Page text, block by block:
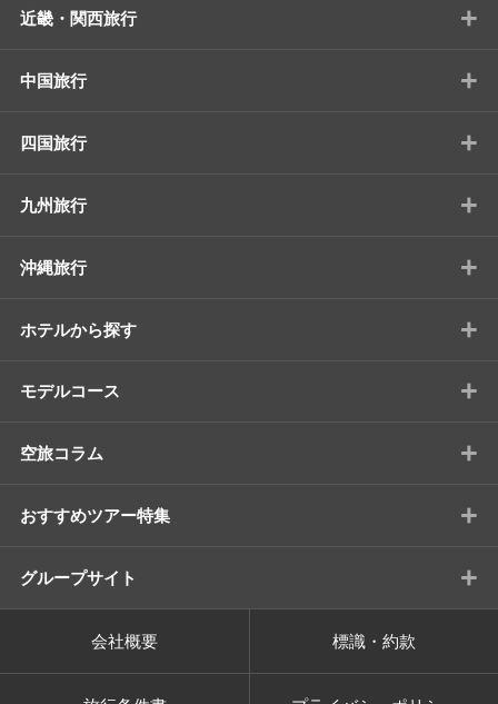
近畿・関西旅行 +
中国旅行 +
四国旅行 +
九州旅行 +
沖縄旅行 +
ホテルから探す +
モデルコース +
空旅コラム +
おすすめツアー特集 +
グループサイト +
会社概要 標識・約款